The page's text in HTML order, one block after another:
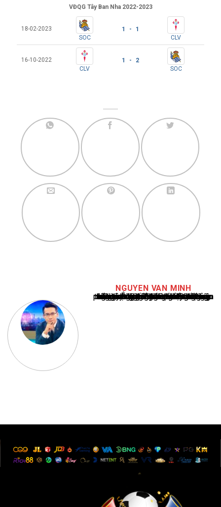
VĐQG Tây Ban Nha 2022-2023
18-02-2023
SOC
1 - 1
CLV
16-10-2022
CLV
1 - 2
SOC
NGUYEN VAN MINH
Nguyễn Văn Minh là một trong những chuyên gia hàng đầu về báo cáo tin tức thể thao tại Việt Nam, với hơn 10 năm hoạt động trong ngành. Ông có kiến thức sâu rộng và kinh nghiệm đáng kể trong việc phân tích và báo cáo về các sự kiện thể thao hàng đầu. Sự hiểu biết sâu sắc của ông về ngành này đã giúp ông xây dựng uy tín và danh tiếng trong cộng đồng báo chí thể thao.